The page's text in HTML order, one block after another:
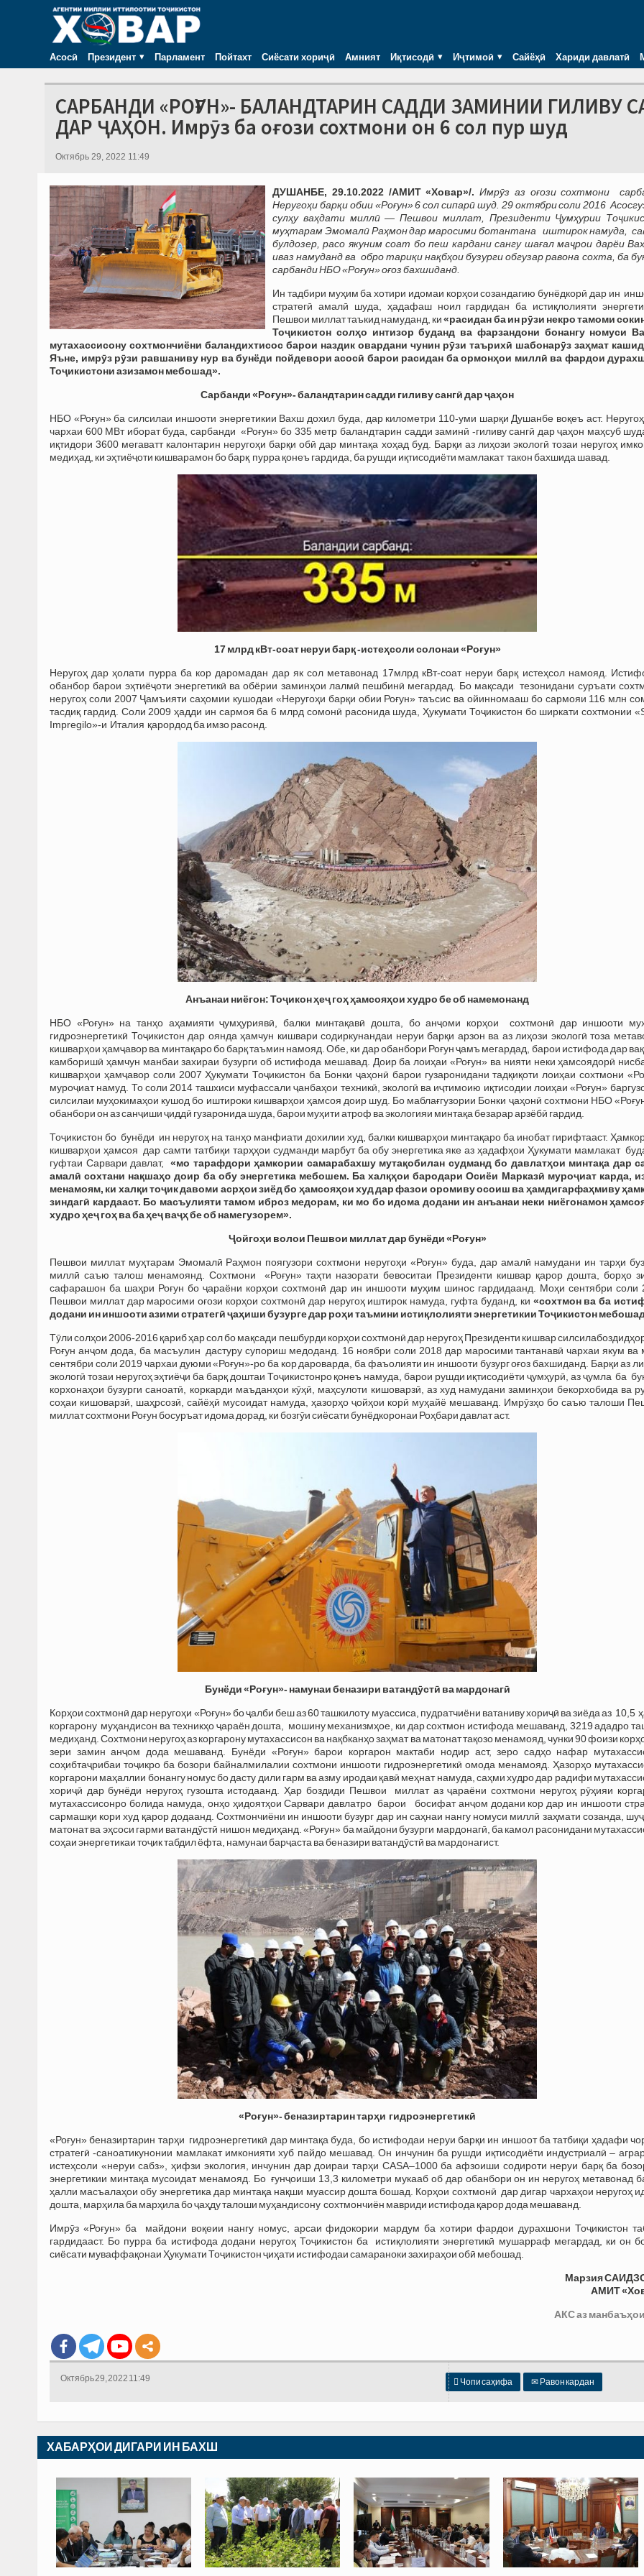
Асосӣ Президент Парламент Пойтахт Сиёсати хориҷӣ Амният Иқтисодӣ Иҷтимоӣ Сайёҳӣ Хариди давлатӣ
САРБАНДИ «РОҒУН»- БАЛАНДТАРИН САДДИ ЗАМИНИИ ГИЛИВУ
ДАР ҶАҲОН. Имрӯз ба оғози сохтмони он 6 сол пур шуд
Октябрь 29, 2022 11:49
ДУШАНБЕ, 29.10.2022 /АМИТ «Ховар»/. Имрӯз аз оғози сохтмони
Неругоҳи барқи обии «Роғун» 6 сол сипарӣ шуд. 29 октябри соли 2016
сулҳу ваҳдати миллӣ — Пешвои миллат, Президенти Ҷумҳурии
муҳтарам Эмомалӣ Раҳмон дар маросими ботантана иштирок намуда,
булдозер, расо якуним соат бо пеш кардани сангу шағал маҷрои дарёи
иваз намуданд ва обро тариқи нақбҳои бузурги обгузар равона сохта, ба
сарбанди НБО «Роғун» оғоз бахшиданд.
Ин тадбири муҳим ба хотири идомаи корҳои созандагию бунёдкорӣ дар ин
стратегӣ амалӣ шуда, ҳадафаш ноил гардидан ба истиқлолияти
Пешвои миллат таъкид намуданд, ки«расидан ба ин рӯзи некро тамоми
Тоҷикистон солҳо интизор буданд ва фарзандони бонангу номуси
мутахассисону сохтмончиёни баландихтисос барои наздик овардани чунин рӯзи таърихӣ шабонарӯз заҳмат
Яъне, имрӯз рӯзи равшаниву нур ва бунёди пойдевори асосӣ барои расидан ба ормонҳои миллӣ ва фардои
Тоҷикистони азизамон мебошад».
Сарбанди «Роғун»-баландтарин садди гиливу сангӣ дар ҷаҳон
НБО «Роғун» ба силсилаи иншооти энергетикии Вахш дохил буда, дар километри 110-уми шарқи Душанбе воқеъ аст. Неругоҳ
чархаи 600 МВт иборат буда, сарбанди «Роғун» бо 335 метр баландтарин садди заминӣ -гиливу сангӣ дар ҷаҳон маҳсуб
иқтидори 3600 мегаватт калонтарин неругоҳи барқи обӣ дар минтақа хоҳад буд. Барқи аз лиҳози экологӣ тозаи неругоҳ
медиҳад, ки эҳтиёҷоти кишварамон бо барқ пурра қонеъ гардида, ба рушди иқтисодиёти мамлакат такон бахшида шавад.
17 млрд кВт-соат неруи барқ -истеҳсоли солонаи«Роғун»
Неругоҳ дар ҳолати пурра ба кор даромадан дар як сол метавонад 17млрд кВт-соат неруи барқ истеҳсол намояд.
обанбор барои эҳтиёҷоти энергетикӣ ва обёрии заминҳои лалмӣ пешбинӣ мегардад. Бо мақсади тезонидани суръати
неругоҳ соли 2007 Ҷамъияти саҳомии кушодаи «Неругоҳи барқи обии Роғун» таъсис ва ойинномааш бо сармояи 116 млн
тасдиқ гардид. Соли 2009 ҳадди ин сармоя ба 6 млрд сомонӣ расонида шуда, Ҳукумати Тоҷикистон бо ширкати сохтмонии
Impregilo»-и Италия қарордод ба имзо расонд.
Анъанаи ниёгон: Тоҷикон ҳеҷ гоҳ ҳамсояҳои худро бе об намемонанд
НБО «Роғун» на танҳо аҳамияти ҷумҳуриявӣ, балки минтақавӣ дошта, бо анҷоми корҳои сохтмонӣ дар иншооти
гидроэнергетикӣ Тоҷикистон дар оянда ҳамчун кишвари содиркунандаи неруи барқи арзон ва аз лиҳози экологӣ тоза
кишварҳои ҳамҷавор ва минтақаро бо барқ таъмин намояд. Обе, ки дар обанбори Роғун ҷамъ мегардад, барои истифода дар
камборишӣ ҳамчун манбаи захираи бузурги об истифода мешавад. Доир ба лоиҳаи «Роғун» ва нияти неки ҳамсоядорӣ
кишварҳои ҳамҷавор соли 2007 Ҳукумати Тоҷикистон ба Бонки ҷаҳонӣ барои гузаронидани тадқиқоти лоиҳаи сохтмони
муроҷиат намуд. То соли 2014 ташхиси муфассали ҷанбаҳои техникӣ, экологӣ ва иҷтимоию иқтисодии лоиҳаи «Роғун»
силсилаи муҳокимаҳои кушод бо иштироки кишварҳои ҳамсоя доир шуд. Бо маблағгузории Бонки ҷаҳонӣ сохтмони НБО
обанбори он аз санҷиши ҷиддӣ гузаронида шуда, барои муҳити атроф ва экологияи минтақа безарар арзёбӣ гардид.
Тоҷикистон бо бунёди ин неругоҳ на танҳо манфиати дохилии худ, балки кишварҳои минтақаро ба инобат гирифтааст.
кишварҳои ҳамсоя дар самти татбиқи тарҳҳои судманди марбут ба обу энергетика яке аз ҳадафҳои Ҳукумати мамлакат
гуфтаи Сарвари давлат,
«мо тарафдори ҳамкории самарабахшу мутақобилан судманд бо давлатҳои минтақа дар
амалӣ сохтани нақшаҳо доир ба обу энергетика мебошем. Ба халқҳои бародари Осиёи Марказӣ муроҷиат карда,
менамоям, ки халқи тоҷик давоми асрҳои зиёд бо ҳамсояҳои худ дар фазои оромиву осоиш ва ҳамдигарфаҳмиву
зиндагӣ кардааст. Бо масъулияти тамом иброз медорам, ки мо бо идома додани ин анъанаи неки ниёгонамон
худро ҳеҷ гоҳ ва ба ҳеҷ ваҷҳ бе об намегузорем».
Ҷойгоҳи волои Пешвои миллат дар бунёди «Роғун»
Пешвои миллат муҳтарам Эмомалӣ Раҳмон поягузори сохтмони неругоҳи «Роғун» буда, дар амалӣ намудани ин тарҳи
миллӣ саъю талош менамоянд. Сохтмони «Роғун» таҳти назорати бевоситаи Президенти кишвар қарор дошта, борҳо
сафарашон ба шаҳри Роғун бо ҷараёни корҳои сохтмонӣ дар ин иншооти муҳим шинос гардидаанд. Моҳи сентябри соли
Пешвои миллат дар маросими оғози корҳои сохтмонӣ дар неругоҳ иштирок намуда, гуфта буданд, ки «сохтмон ва ба
додани ин иншооти азими стратегӣ ҷаҳиши бузурге дар роҳи таъмини истиқлолияти энергетикии Тоҷикистон
Тӯли солҳои 2006-2016 қариб ҳар сол бо мақсади пешбурди корҳои сохтмонӣ дар неругоҳ Президенти кишвар
Роғун анҷом дода, ба масъулин дастуру супориш медоданд. 16 ноябри соли 2018 дар маросими тантанавӣ чархаи якум ва
сентябри соли 2019 чархаи дуюми «Роғун»-ро ба кор дароварда, ба фаъолияти ин иншооти бузург оғоз бахшиданд. Барқи аз
экологӣ тозаи неругоҳ эҳтиёҷи ба барқ доштаи Тоҷикистонро қонеъ намуда, барои рушди иқтисодиёти ҷумҳурӣ, аз ҷумла ба
корхонаҳои бузурги саноатӣ, коркарди маъданҳои кӯҳӣ, маҳсулоти кишоварзӣ, аз худ намудани заминҳои бекорхобида ва
соҳаи кишоварзӣ, шаҳрсозӣ, сайёҳӣ мусоидат намуда, ҳазорҳо ҷойҳои корӣ муҳайё мешаванд. Имрӯзҳо бо саъю талоши
миллат сохтмони Роғун босуръат идома дорад, ки бозгӯи сиёсати бунёдкоронаи Роҳбари давлат аст.
Бунёди «Роғун»- намунаи беназири ватандӯстӣ ва мардонагӣ
Корҳои сохтмонӣ дар неругоҳи «Роғун» бо ҷалби беш аз 60 ташкилоту муассиса, пудратчиёни ватаниву хориҷӣ ва зиёда аз 10,5
коргарону муҳандисон ва техникҳо ҷараён дошта, мошину механизмҳое, ки дар сохтмон истифода мешаванд, 3219 ададро
медиҳанд. Сохтмони неругоҳ аз коргарону мутахассисон ва нақбканҳо заҳмат ва матонат тақозо менамояд, чунки 90 фоизи
зери замин анҷом дода мешаванд. Бунёди «Роғун» барои коргарон мактаби нодир аст, зеро садҳо нафар
соҳибтаҷрибаи тоҷикро ба бозори байналмилалии сохтмони иншооти гидроэнергетикӣ омода менамояд. Ҳазорҳо
коргарони маҳаллии бонангу номус бо дасту дили гарм ва азму иродаи қавӣ меҳнат намуда, саҳми худро дар радифи
хориҷӣ дар бунёди неругоҳ гузошта истодаанд. Ҳар боздиди Пешвои миллат аз ҷараёни сохтмони неругоҳ рӯҳияи
мутахассисонро болида намуда, онҳо ҳидоятҳои Сарвари давлатро барои босифат анҷом додани кор дар ин иншооти
сармашқи кори худ қарор додаанд. Сохтмончиёни ин иншооти бузург дар ин саҳнаи нангу номуси миллӣ заҳмати созанда,
матонат ва эҳсоси гарми ватандӯстӣ нишон медиҳанд. «Роғун» ба майдони бузурги мардонагӣ, ба камол расонидани
соҳаи энергетикаи тоҷик табдил ёфта, намунаи барҷаста ва беназири ватандӯстӣ ва мардонагист.
«Роғун»- беназиртарин тарҳи гидроэнергетикӣ
«Роғун» беназиртарин тарҳи гидроэнергетикӣ дар минтақа буда, бо истифодаи неруи барқи ин иншоот ба татбиқи ҳадафи
стратегӣ -саноатикунонии мамлакат имконияти хуб пайдо мешавад. Он инчунин ба рушди иқтисодиёти индустриалӣ –
истеҳсоли «неруи сабз», ҳифзи экология, инчунин дар доираи тарҳи CASA–1000 ба афзоиши содироти неруи барқ ба
энергетикии минтақа мусоидат менамояд. Бо ғунҷоиши 13,3 километри мукааб об дар обанбори он ин неругоҳ метавонад
ҳалли масъалаҳои обу энергетика дар минтақа нақши муассир дошта бошад. Корҳои сохтмонӣ дар дигар чархаҳои неругоҳ
дошта, марҳила ба марҳила бо ҷаҳду талоши муҳандисону сохтмончиён мавриди истифода қарор дода мешаванд.
Имрӯз «Роғун» ба майдони воқеии нангу номус, арсаи фидокории мардум ба хотири фардои дурахшони Тоҷикистон
гардидааст. Бо пурра ба истифода додани неругоҳ Тоҷикистон ба истиқлолияти энергетикӣ мушарраф мегардад, ки он
сиёсати муваффақонаи Ҳукумати Тоҷикистон ҷиҳати истифодаи самараноки захираҳои обӣ мебошад.
Марзия
АМИТ
АКС аз
 Чопи саҳифа ✉ Равон кардан
Октябрь 29, 2022 11:49
ХАБАРҲОИ ДИГАРИ ИН БАХШ